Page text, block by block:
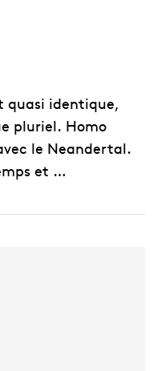
quasi identique,
pluriel. Homo
le Neandertal.
et …